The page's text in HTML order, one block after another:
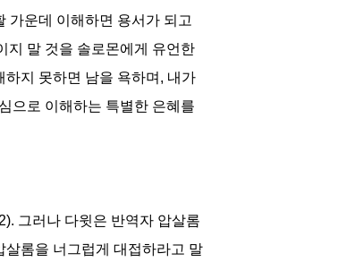
가운데 이해하면 용서가 되고
지 말 것을 솔로몬에게 유언한
하지 못하면 남을 욕하며 , 내가
으로 이해하는 특별한 은혜를
그러나 다윗은 반역자 압살롬
살롬을 너그럽게 대접하라고 말